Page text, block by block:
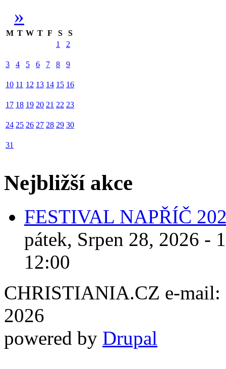
»
M T W T F S
S
1
2
3 4 5 6 7 8 9
10 11 12 13 14 15 16
17 18 19 20 21 22 23
24 25 26 27 28 29 30
31
Nejbližší akce
FESTIVAL NAPŘÍČ
pátek, Srpen 28, 2026 -
12:00
CHRISTIANIA.CZ e-mail:
2026
powered by Drupal